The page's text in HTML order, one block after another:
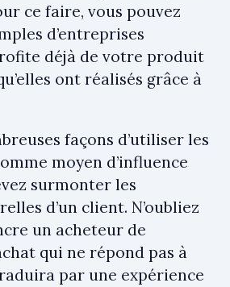
ce faire, vous pouvez
d’entreprises
déjà de votre produit
ont réalisés grâce à
façons d’utiliser les
moyen d’influence
surmonter les
d’un client. N’oubliez
un acheteur de
qui ne répond pas à
par une expérience